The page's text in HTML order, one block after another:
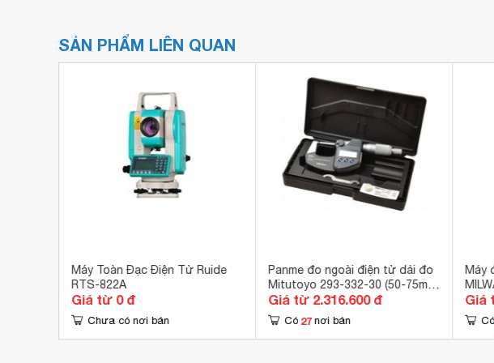
SẢN PHẨM LIÊN QUAN
Máy Toàn Đạc Điện Tử Ruide
RTS-822A
Giá từ 0 đ
Chưa có nơi bán
Panme đo ngoài điện tử dải đo
Mitutoyo 293-332-30 (50-75mm
)Giá từ 2.316.600 đ
Có 27 nơi bán
Máy
Giá